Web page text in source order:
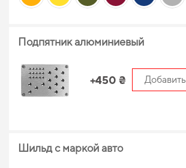
Подпятник алюминиевый
+450 ₴ Добавить
Шильд с маркой авто